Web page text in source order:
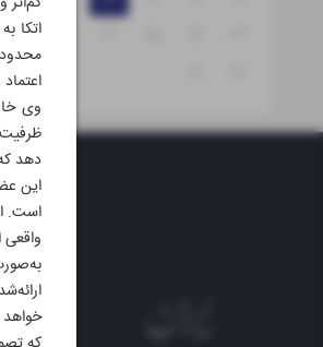
اتکا
وی
دهد
این
است.
۲۸